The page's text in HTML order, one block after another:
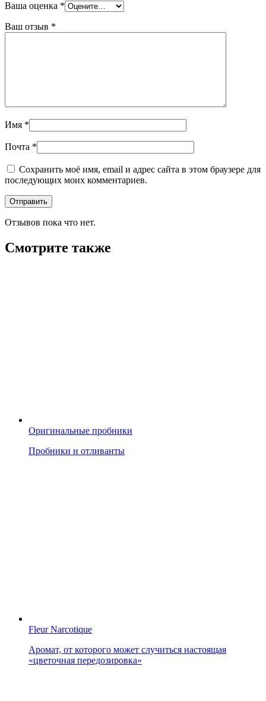
Ваша оценка *
Ваш отзыв *
Имя *
Почта *
Сохранить моё имя, email и адрес сайта в этом браузере для
последующих моих комментариев.
Отзывов пока что нет.
Смотрите также
Оригинальные пробники
Пробники и отливанты
Fleur Narcotique
Аромат, от которого может случиться настоящая
«цветочная передозировка»